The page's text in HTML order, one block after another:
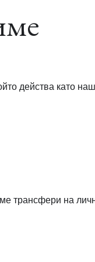
действа като
трансфери на